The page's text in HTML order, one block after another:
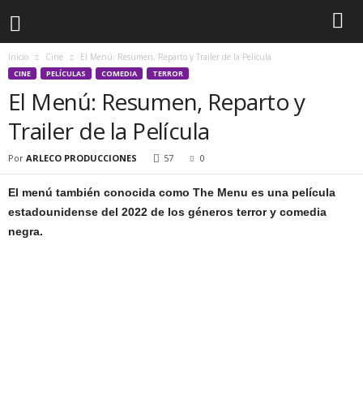
Inicio Cine El Menú: Resumen, Reparto y Trailer de la Película
CINE PELÍCULAS COMEDIA TERROR
El Menú: Resumen, Reparto y
Trailer de la Película
Por ARLECO PRODUCCIONES 57 0
El menú también conocida como The Menu es una película
estadounidense del 2022 de los géneros terror y comedia
negra.